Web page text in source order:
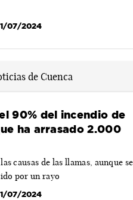
07/2024
90% del incendio de
ha arrasado 2.000
causas de las llamas, aunque se
por un rayo
07/2024